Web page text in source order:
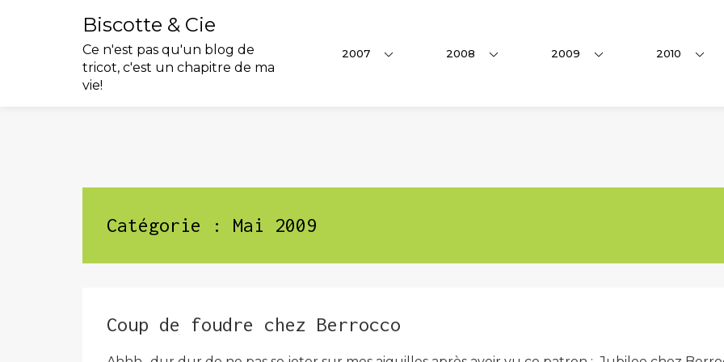
Biscotte & Cie
Ce n'est pas qu'un blog de
tricot, c'est un chapitre de ma
vie!
2007 2008 2009 2010
Catégorie : Mai 2009
Coup de foudre chez Berrocco